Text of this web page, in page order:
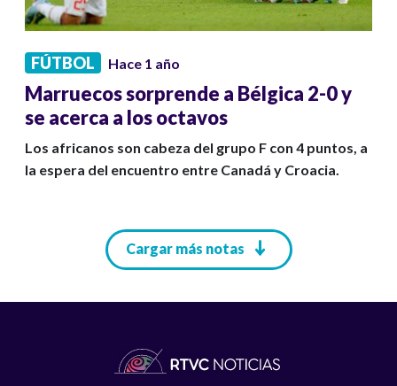
FÚTBOL Hace 1 año
Marruecos sorprende a Bélgica 2-0 y
se acerca a los octavos
Los africanos son cabeza del grupo F con 4 puntos, a
la espera del encuentro entre Canadá y Croacia.
Cargar más notas